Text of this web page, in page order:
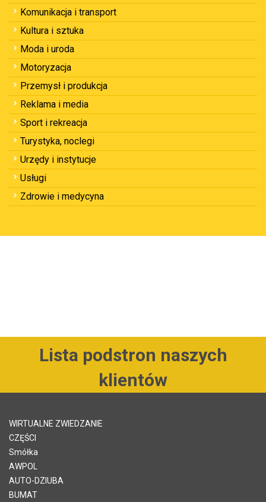
Komunikacja i transport
Kultura i sztuka
Moda i uroda
Motoryzacja
Przemysł i produkcja
Reklama i media
Sport i rekreacja
Turystyka, noclegi
Urzędy i instytucje
Usługi
Zdrowie i medycyna
Lista podstron naszych
klientów
WIRTUALNE ZWIEDZANIE
CZĘŚCI
Smółka
AWPOL
AUTO-DZIUBA
BUMAT